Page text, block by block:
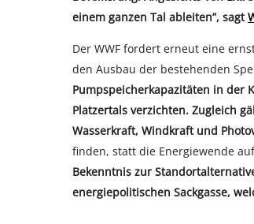
einem ganzen Tal ableiten”, sagt
Der WWF fordert erneut eine
den Ausbau der bestehenden
Pumpspeicherkapazitäten in der
Platzertals verzichten. Zugleich
Wasserkraft, Windkraft und
finden, statt die Energiewende
Bekenntnis zur
energiepolitischen Sackgasse,